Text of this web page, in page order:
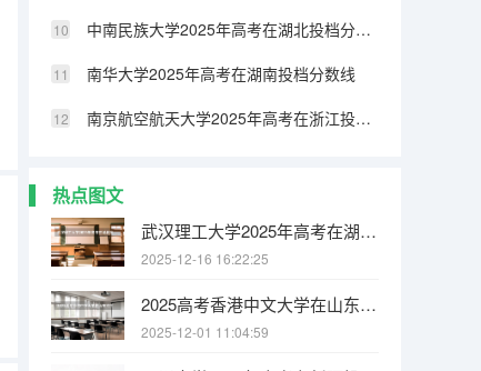
中南民族大学2025年高考在湖北投档分数线
南华大学2025年高考在湖南投档分数线
南京航空航天大学2025年高考在浙江投档分数线
热点图文
武汉理工大学2025年高考在湖北投档分数线
2025-12-16 16:22:25
2025高考香港中文大学在山东招生批次 有哪些专业？（2026参考）
2025-12-01 11:04:59